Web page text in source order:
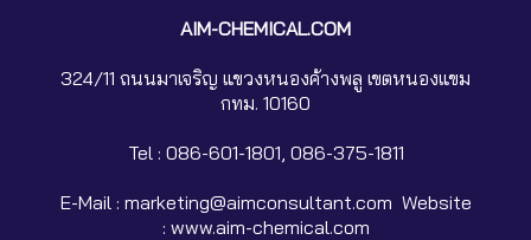
AIM-CHEMICAL.COM
324/11 ถนนมาเจริญ แขวงหนองค้างพลู เขตหนองแขม
กทม. 10160
Tel : 086-601-1801, 086-375-1811
E-Mail : marketing@aimconsultant.com Website
: www.aim-chemical.com